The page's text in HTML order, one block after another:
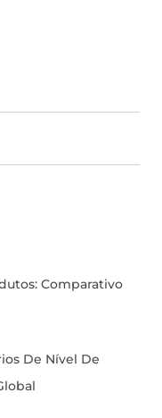
Comparativo
De Nível De